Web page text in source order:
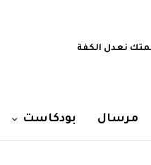
نعدل الكفة
مرسال بودكاست